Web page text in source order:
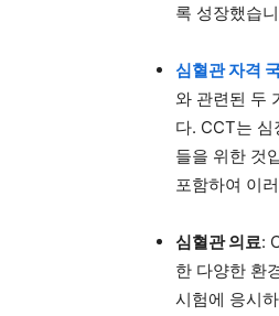
록 성장했습
심혈관 자격
와 관련된 두
다. CCT는
들을 위한 것
포함하여 이
심혈관 의료:
한 다양한 환
시험에 응시